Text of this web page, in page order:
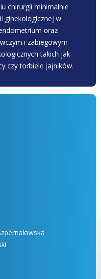
chirurgii minimalnie
ginekologicznej w
oraz
i zabiegowym
takich jak
czy torbiele jajników.